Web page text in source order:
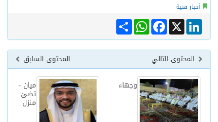
أخبار فنية
Share
WhatsAppFacebook X
LinkedIn
المحتوى السابق
المحتوى التالي
ميان -
تضئ
منزل
وجهاء